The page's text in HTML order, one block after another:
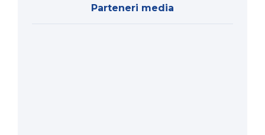
Parteneri media